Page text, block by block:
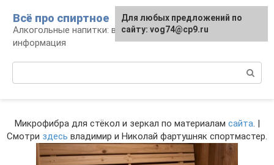
контенту
Всё про спиртное
Алкогольные напитки: виды, рецепты,
информация
Микрофибра для стёкол и зеркал по материалам сайта. |
Смотри здесь владимир и Николай фартушняк спортмастер.
Для любых предложений по
сайту: vog74@cp9.ru